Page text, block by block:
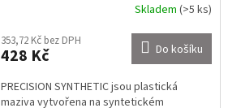
Skladem (>5 ks)
353,72 Kč bez DPH
428 Kč Do košíku
PRECISION SYNTHETIC jsou plastická
maziva vytvořena na syntetickém